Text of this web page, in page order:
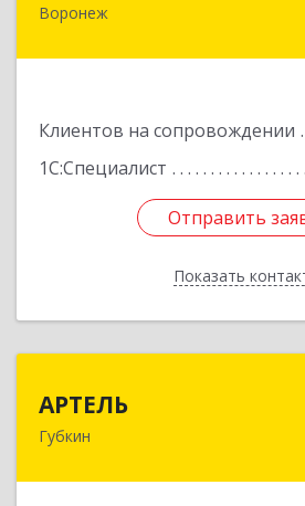
Воронеж
Клиентов на сопровождении
1С:Специалист
Отправить
Показать
Отправить
Назад
АРТЕЛЬ
Губкин309181, Белгородская